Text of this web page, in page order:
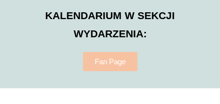
KALENDARIUM W SEKCJI
WYDARZENIA:
Fan Page